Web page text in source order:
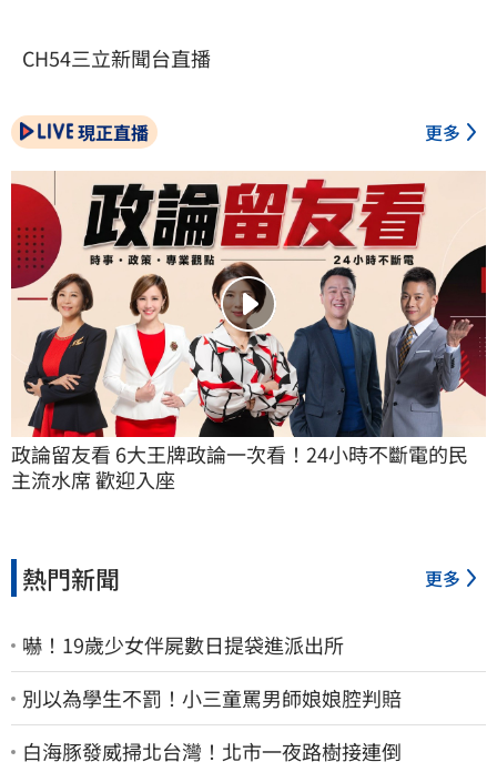
CH54三立新聞台直播
現正直播 更多
政論留友看 6大王牌政論一次看！24小時不斷電的民
主流水席 歡迎入座
熱門新聞 更多
嚇！19歲少女伴屍數日提袋進派出所
別以為學生不罰！小三童罵男師娘娘腔判賠
白海豚發威掃北台灣！北市一夜路樹接連倒